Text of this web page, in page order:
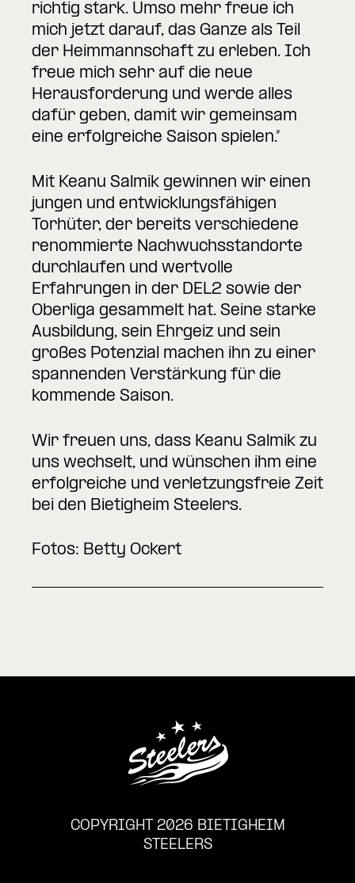
richtig stark. Umso mehr freue ich
mich jetzt darauf, das Ganze als Teil
der Heimmannschaft zu erleben. Ich
freue mich sehr auf die neue
Herausforderung und werde alles
dafür geben, damit wir gemeinsam
eine erfolgreiche Saison spielen.“
Mit Keanu Salmik gewinnen wir einen
jungen und entwicklungsfähigen
Torhüter, der bereits verschiedene
renommierte Nachwuchsstandorte
durchlaufen und wertvolle
Erfahrungen in der DEL2 sowie der
Oberliga gesammelt hat. Seine starke
Ausbildung, sein Ehrgeiz und sein
großes Potenzial machen ihn zu einer
spannenden Verstärkung für die
kommende Saison.
Wir freuen uns, dass Keanu Salmik zu
uns wechselt, und wünschen ihm eine
erfolgreiche und verletzungsfreie Zeit
bei den Bietigheim Steelers.
Fotos: Betty Ockert
COPYRIGHT 2026 BIETIGHEIM
STEELERS